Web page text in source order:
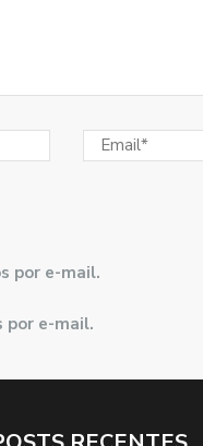
por e-mail.
por e-mail.